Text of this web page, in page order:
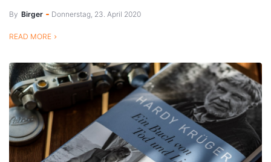
By Birger Donnerstag, 23. April 2020
READ MORE